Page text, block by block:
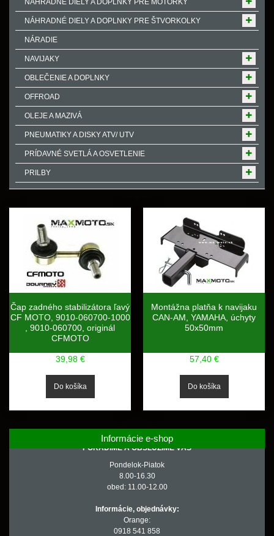
NÁHRADNÉ DIELY A DOPLNKY PRE MOTORKY
NÁHRADNÉ DIELY A DOPLNKY PRE ŠTVORKOLKY
NÁRADIE
NAVIJAKY
OBLEČENIE A DOPLNKY
OFFROAD
OLEJE A MAZIVÁ
PNEUMATIKY A DISKY ATV/ UTV
PRÍDAVNÉ SVETLÁ A OSVETLENIE
PRILBY
Čap zadného stabilizátora ľavý
CF MOTO, 9010-060700-1000
, 9010-060700, originál
CFMOTO
39,98 €
Montážna platňa k navijaku
CAN-AM, YAMAHA, úchyty
50x50mm
57,40 €
Informácie e-shop
PORADÍME A OBSLÚŽIME VÁS
Pondelok-Piatok
8.00-16.30
obed: 11.00-12.00
Informácie, objednávky:
Orange:
0918 541 858